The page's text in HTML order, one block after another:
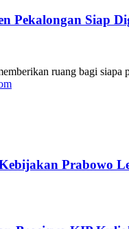
Pekalongan Siap
ruang bagi
Prabowo